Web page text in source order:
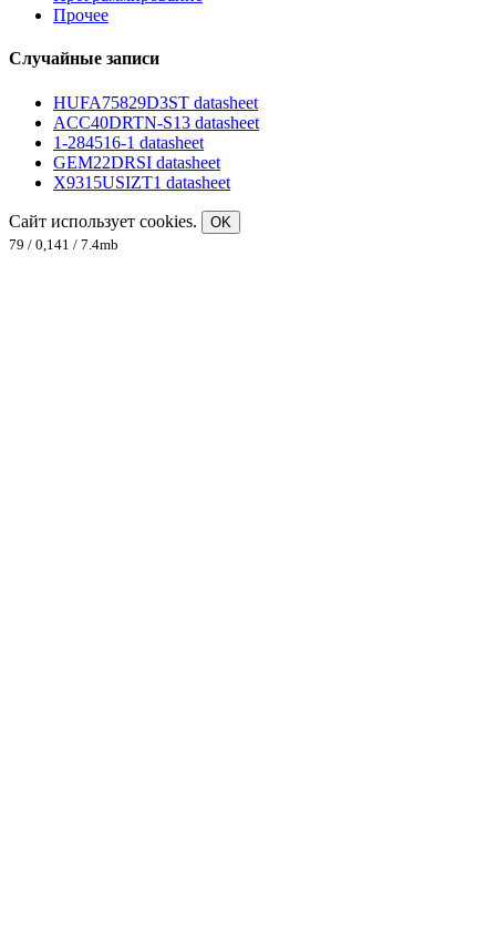
Прочее
Случайные записи
HUFA75829D3ST datasheet
ACC40DRTN-S13 datasheet
1-284516-1 datasheet
GEM22DRSI datasheet
X9315USIZT1 datasheet
Сайт использует cookies.
OK
79 / 0,141 / 7.4mb